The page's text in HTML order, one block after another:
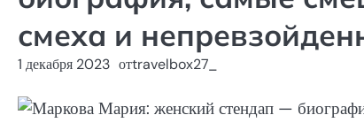
смеха и
1 декабря 2023 отtravelbox27_